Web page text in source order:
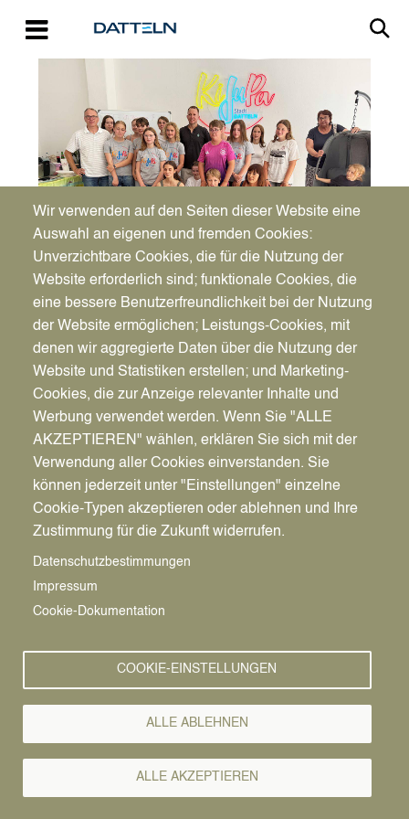
Mi., 25.06.2025 - 11:29
Vorlesen
Treffpunkt für das
Kinder- und
Jugendparlament in der
Hohen Straße eröffnet
Zusammen mit zwei Mitgliedern des Kinder- und
Jugendparlaments (KiJuPa) hat Bürgermeister
André Dora am Samstag drei Luftballons in den
Farben des KiJuPas zerstochen und damit den
neuen Treffpunkt in der Hohen Straße 18 eröffnet.
Mit Obstbechern, Waffeln und Kaltgetränken
wurden zahlreiche Gäste begrüßt - darunter viele
interessierte Dattelner Bürger*innen. Alle haben
sich interessiert den neuen Treffpunkt angesehen,
das von den Mitgliedern auch weiterhin gestaltet
und eingerichtet wird.
Wir verwenden auf den Seiten dieser Website eine
Auswahl an eigenen und fremden Cookies:
Unverzichtbare Cookies, die für die Nutzung der
Website erforderlich sind; funktionale Cookies, die
eine bessere Benutzerfreundlichkeit bei der Nutzung
der Website ermöglichen; Leistungs-Cookies, mit
denen wir aggregierte Daten über die Nutzung der
Website und Statistiken erstellen; und Marketing-
Cookies, die zur Anzeige relevanter Inhalte und
Werbung verwendet werden. Wenn Sie "ALLE
AKZEPTIEREN" wählen, erklären Sie sich mit der
Verwendung aller Cookies einverstanden. Sie
können jederzeit unter "Einstellungen" einzelne
Cookie-Typen akzeptieren oder ablehnen und Ihre
Zustimmung für die Zukunft widerrufen.
Datenschutzbestimmungen
Impressum
Cookie-Dokumentation
COOKIE-EINSTELLUNGEN
ALLE ABLEHNEN
ALLE AKZEPTIEREN